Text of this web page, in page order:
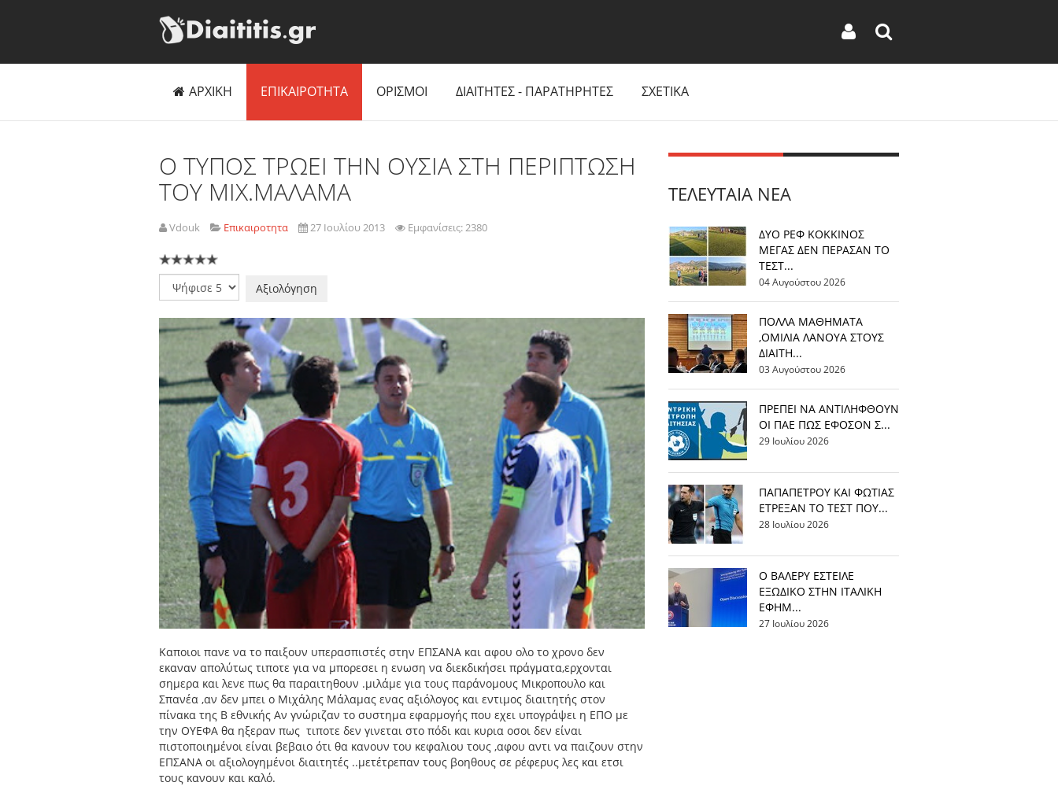
ΑΡΧΙΚΗ ΕΠΙΚΑΙΡΟΤΗΤΑ ΟΡΙΣΜΟΙ ΔΙΑΙΤΗΤΕΣ - ΠΑΡΑΤΗΡΗΤΕΣ ΣΧΕΤΙΚΑ
O ΤΥΠΟΣ ΤΡΩΕΙ ΤΗΝ ΟΥΣΙΑ ΣΤΗ ΠΕΡΙΠΤΩΣΗ
ΤΟΥ ΜΙΧ.ΜΑΛΑΜΑ
Vdouk Επικαιροτητα 27 Ιουλίου 2013 Εμφανίσεις: 2380
Παρακαλώ
αξιολογήστε
Καποιοι πανε να το παιξουν υπερασπιστές στην ΕΠΣΑΝΑ και αφου ολο το χρονο δεν
εκαναν απολύτως τιποτε για να μπορεσει η ενωση να διεκδικήσει πράγματα,ερχονται
σημερα και λενε πως θα παραιτηθουν .μιλάμε για τους παράνομους Μικροπουλο και
Σπανέα ,αν δεν μπει ο Μιχάλης Μάλαμας ενας αξιόλογος και εντιμος διαιτητής στον
πίνακα της Β εθνικής Αν γνώριζαν το συστημα εφαρμογής που εχει υπογράψει η ΕΠΟ με
την ΟΥΕΦΑ θα ηξεραν πως τιποτε δεν γινεται στο πόδι και κυρια οσοι δεν είναι
πιστοποιημένοι είναι βεβαιο ότι θα κανουν του κεφαλιου τους ,αφου αντι να παιζουν στην
ΕΠΣΑΝΑ οι αξιολογημένοι διαιτητές ..μετέτρεπαν τους βοηθους σε ρέφερυς λες και ετσι
τους κανουν και καλό.
ΤΕΛΕΥΤΑΊΑ ΝΈΑ
ΔΥΟ ΡΕΦ ΚΟΚΚΙΝΟΣ
ΜΕΓΑΣ ΔΕΝ ΠΕΡΑΣΑΝ ΤΟ
ΤΕΣΤ...
04 Αυγούστου 2026
ΠΟΛΛΑ ΜΑΘΗΜΑΤΑ
,ΟΜΙΛΙΑ ΛΑΝΟΥΑ ΣΤΟΥΣ
ΔΙΑΙΤΗ...
03 Αυγούστου 2026
ΠΡΕΠΕΙ ΝΑ ΑΝΤΙΛΗΦΘΟΥΝ
ΟΙ ΠΑΕ ΠΩΣ ΕΦΟΣΟΝ Σ...
29 Ιουλίου 2026
ΠΑΠΑΠΕΤΡΟΥ ΚΑΙ ΦΩΤΙΑΣ
ΕΤΡΕΞΑΝ ΤΟ ΤΕΣΤ ΠΟΥ...
28 Ιουλίου 2026
Ο ΒΑΛΕΡΥ ΕΣΤΕΙΛΕ
ΕΞΩΔΙΚΟ ΣΤΗΝ ΙΤΑΛΙΚΗ
ΕΦΗΜ...
27 Ιουλίου 2026